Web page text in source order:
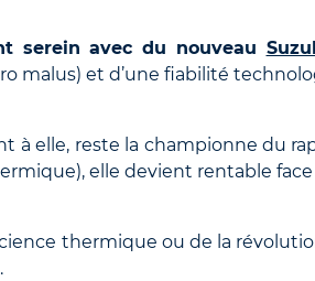
serein avec du nouveau
malus) et d’une fiabilité
à elle, reste la championne du
elle devient rentable
thermique ou de la